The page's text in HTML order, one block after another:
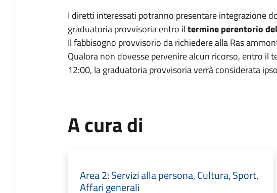
I diretti interessati potranno presentare integrazione
graduatoria provvisoria entro iltermine perentorio
Il fabbisogno provvisorio da richiedere alla Ras
Qualora non dovesse pervenire alcun ricorso, entro
12:00, la graduatoria provvisoria verrà considerata
A cura di
Area 2: Servizi alla persona, Cultura, Sport,
Affari generali